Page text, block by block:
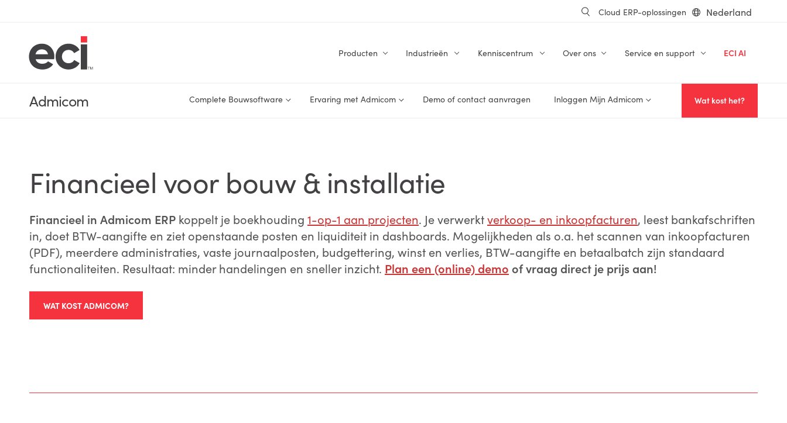
Cloud ERP-oplossingen Nederland
Producten Industrieën Kenniscentrum Over ons Service en support ECI AI
Admicom Complete Bouwsoftware Ervaring met Admicom Demo of contact aanvragen Inloggen Mijn Admicom Wat kost het?
Financieel voor bouw & installatie
Financieel in Admicom ERP koppelt je boekhouding 1-op-1 aan projecten. Je verwerktverkoop- en inkoopfacturen, leest bankafschriften
in, doet BTW-aangifte en ziet openstaande posten en liquiditeit in dashboards. Mogelijkheden als o.a. het scannen van inkoopfacturen
(PDF), meerdere administraties, vaste journaalposten, budgettering, winst en verlies, BTW-aangifte en betaalbatch zijn standaard
functionaliteiten. Resultaat: minder handelingen en sneller inzicht. Plan een (online) demo of vraag direct je prijs aan!
WAT KOST ADMICOM?